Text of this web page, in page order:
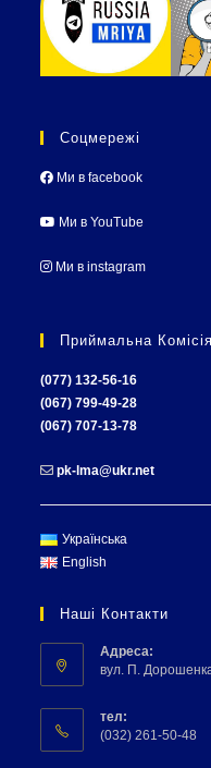
(077) 132-56-16
(067) 799-49-28
Українська
Адреса:
тел: